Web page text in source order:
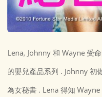
Lena, Johnny 和 Wayne 受
的嬰兒產品系列 . Johnny 初
為女秘書 . Lena 得知